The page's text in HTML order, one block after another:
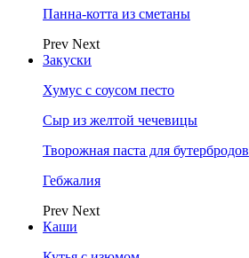
Панна-котта из сметаны
Prev Next
Закуски
Хумус с соусом песто
Сыр из желтой чечевицы
Творожная паста для бутербродов
Гебжалия
Prev Next
Каши